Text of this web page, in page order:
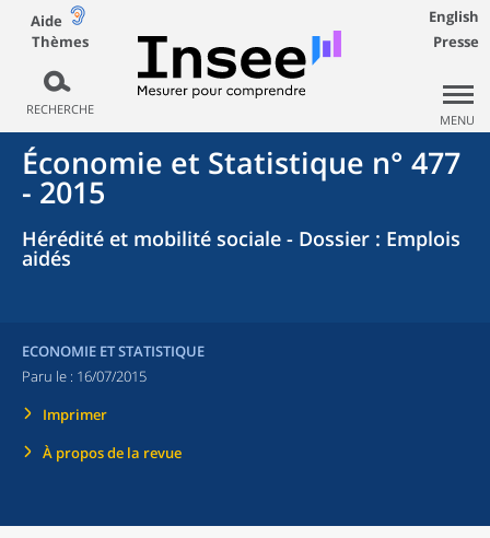
Aide
Thèmes
RECHERCHE
English
Presse
MENU
Économie et Statistique n° 477
- 2015
Hérédité et mobilité sociale - Dossier : Emplois
aidés
ECONOMIE ET STATISTIQUE
Paru le : 16/07/2015
Imprimer
À propos de la revue